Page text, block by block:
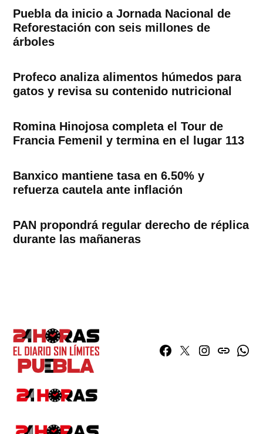
Puebla da inicio a Jornada Nacional de
Reforestación con seis millones de
árboles
Profeco analiza alimentos húmedos para
gatos y revisa su contenido nutricional
Romina Hinojosa completa el Tour de
Francia Femenil y termina en el lugar 113
Banxico mantiene tasa en 6.50% y
refuerza cautela ante inflación
PAN propondrá regular derecho de réplica
durante las mañaneras
Facebook
TwitterInstagram
issuu